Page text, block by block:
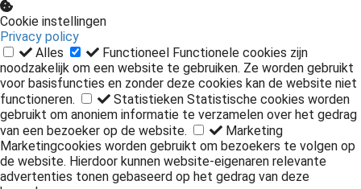
Cookie instellingen
Privacy policy
Alles
Functioneel Functionele cookies zijn
noodzakelijk om een website te gebruiken. Ze worden gebruikt
voor basisfuncties en zonder deze cookies kan de website niet
functioneren.
Statistieken Statistische cookies worden
gebruikt om anoniem informatie te verzamelen over het gedrag
van een bezoeker op de website.
Marketing
Marketingcookies worden gebruikt om bezoekers te volgen op
de website. Hierdoor kunnen website-eigenaren relevante
advertenties tonen gebaseerd op het gedrag van deze